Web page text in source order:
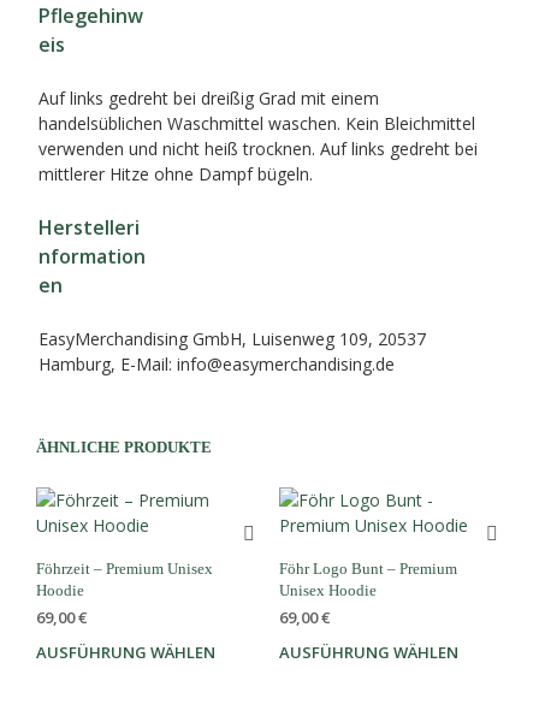
Pflegehinw
eis
Auf links gedreht bei dreißig Grad mit einem
handelsüblichen Waschmittel waschen. Kein Bleichmittel
verwenden und nicht heiß trocknen. Auf links gedreht bei
mittlerer Hitze ohne Dampf bügeln.
Herstelleri
nformation
en
EasyMerchandising GmbH, Luisenweg 109, 20537
Hamburg, E-Mail: info@easymerchandising.de
ÄHNLICHE PRODUKTE
Föhrzeit – Premium Unisex
Hoodie
69,00€
AUSFÜHRUNG WÄHLEN
Dieses
Föhr Logo Bunt – Premium
Unisex Hoodie
69,00€
AUSFÜHRUNG WÄHLEN